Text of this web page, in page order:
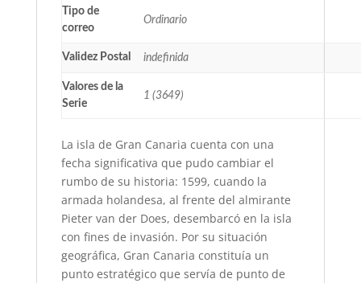
Tipo de
correo
Ordinario
Validez Postal indefinida
Valores de la
Serie
1 (3649)
La isla de Gran Canaria cuenta con una
fecha significativa que pudo cambiar el
rumbo de su historia: 1599, cuando la
armada holandesa, al frente del almirante
Pieter van der Does, desembarcó en la isla
con fines de invasión. Por su situación
geográfica, Gran Canaria constituía un
punto estratégico que servía de punto de